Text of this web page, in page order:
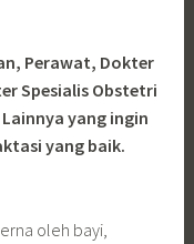
Perawat, Dokter
Spesialis Obstetri
yang ingin
yang baik.
oleh bayi,